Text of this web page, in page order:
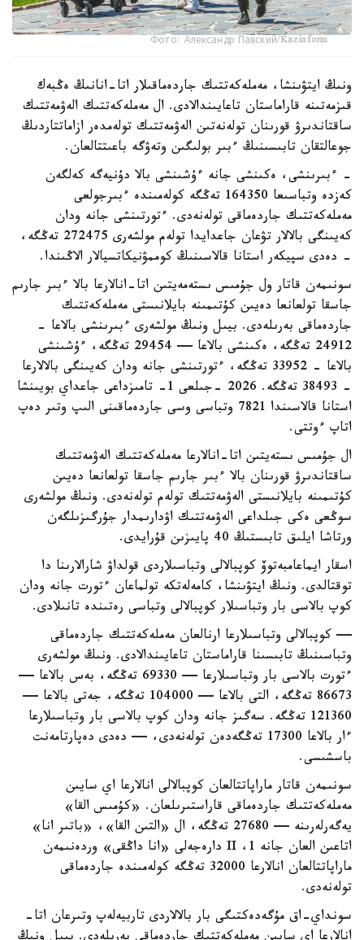
Фото: Александр Павский/Kazinform
ونىڭ ايتۋىنشا، مەملەكەتتىك جاردەماقىلار اتا-انانىڭ ەڭبەك
قىزمەتىنە قاراماستان تاعايىندالادى. ال مەملەكەتتىك الەۋمەتتىك
ساقتاندىرۋ قورىنان تولەنەتىن الەۋمەتتىك تولەمدەر ازاماتتاردىڭ
جوعالتقان تابىسىنىڭ ءبىر بولىگىن وتەۋگە باعىتتالعان.
- ءبىرىنشى، ەكىنشى جانە ءۇشىنشى بالا دۇنيەگە كەلگەن
كەزدە وتباسىعا 164350 تەڭگە كولەمىندە ءبىرجولعى
مەملەكەتتىك جاردەماقى تولەنەدى. ءتورتىنشى جانە ودان
كەيىنگى بالالار تۋعان جاعدايدا تولەم مولشەرى 272475 تەڭگە،
- دەدى سپيكەر استانا قالاسىنىڭ كوممۋنيكاتسيالار الاڭىندا.
سونىمەن قاتار ول جۇمىس ىستەمەيتىن اتا-انالارعا بالا ءبىر جارىم
جاسقا تولعانعا دەيىن كۇتىمىنە بايلانىستى مەملەكەتتىك
جاردەماقى بەرىلەدى. بيىل ونىڭ مولشەرى ءبىرىنشى بالاعا -
24912 تەڭگە، ەكىنشى بالاعا — 29454 تەڭگە، ءۇشىنشى
بالاعا - 33952 تەڭگە، ءتورتىنشى جانە ودان كەيىنگى بالالارعا
- 38493 تەڭگە. 2026 -جىلعى 1- تامىزداعى جاعداي بويىنشا
استانا قالاسىندا 7821 وتباسى وسى جاردەماقىنى الىپ وتىر دەپ
اتاپ ءوتتى.
ال جۇمىس ىستەيتىن اتا-انالارعا مەملەكەتتىك الەۋمەتتىك
ساقتاندىرۋ قورىنان بالا ءبىر جارىم جاسقا تولعانعا دەيىن
كۇتىمىنە بايلانىستى الەۋمەتتىك تولەم تولەنەدى. ونىڭ مولشەرى
سوڭعى ەكى جىلداعى الەۋمەتتىك اۋدارىمدار جۇرگىزىلگەن
ورتاشا ايلىق تابىستىڭ 40 پايىزىن قۇرايدى.
اسقار ايماعامبەتوۆ كوپبالالى وتباسىلاردى قولداۋ شارالارىنا دا
توقتالدى. ونىڭ ايتۋىنشا، كامەلەتكە تولماعان ءتورت جانە ودان
كوپ بالاسى بار وتباسىلار كوپبالالى وتباسى رەتىندە تانىلادى.
— كوپبالالى وتباسىلارعا ارنالعان مەملەكەتتىك جاردەماقى
وتباسىنىڭ تابىسىنا قاراماستان تاعايىندالادى. ونىڭ مولشەرى
ءتورت بالاسى بار وتباسىلارعا — 69330 تەڭگە، بەس بالاعا —
86673 تەڭگە، التى بالاعا — 104000 تەڭگە، جەتى بالاعا —
121360 تەڭگە. سەگىز جانە ودان كوپ بالاسى بار وتباسىلارعا
ءار بالاعا 17300 تەڭگەدەن تولەنەدى، — دەدى دەپارتامەنت
باسشىسى.
سونىمەن قاتار ماراپاتتالعان كوپبالالى انالارعا اي سايىن
مەملەكەتتىك جاردەماقى قاراستىرىلعان. «كۇمىس القا»
يەگەرلەرىنە — 27680 تەڭگە، ال «التىن القا»، «باتىر انا»
اتاعىن العان جانە 1، II دارەجەلى «انا داڭقى» وردەنىمەن
ماراپاتتالعان انالارعا 32000 تەڭگە كولەمىندە جاردەماقى
تولەنەدى.
سونداي-اق مۇگەدەكتىگى بار بالالاردى تاربيەلەپ وتىرعان اتا-